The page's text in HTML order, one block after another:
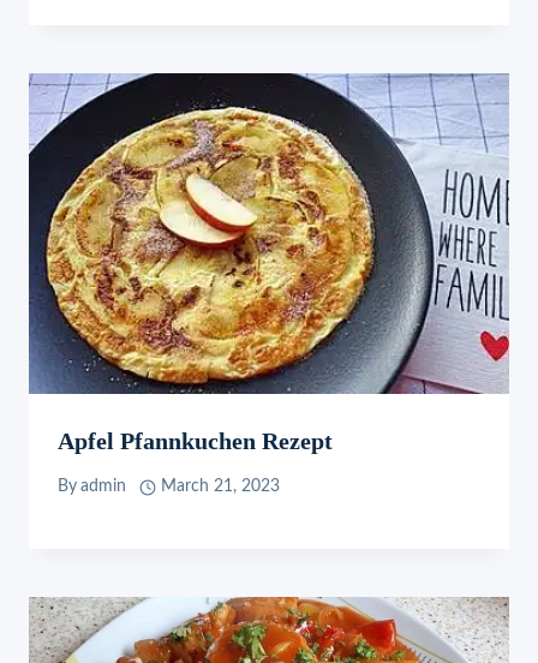
Apfel Pfannkuchen Rezept
By admin March 21, 2023